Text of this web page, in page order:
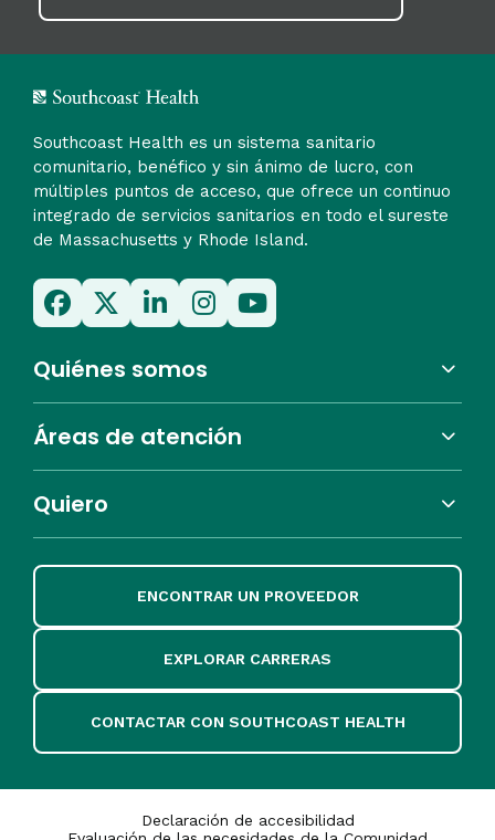
Southcoast Health es un sistema sanitario
comunitario, benéfico y sin ánimo de lucro, con
múltiples puntos de acceso, que ofrece un continuo
integrado de servicios sanitarios en todo el sureste
de Massachusetts y Rhode Island.
Quiénes somos
Áreas de atención
Quiero
ENCONTRAR UN PROVEEDOR
EXPLORAR CARRERAS
CONTACTAR CON SOUTHCOAST HEALTH
Declaración de accesibilidad